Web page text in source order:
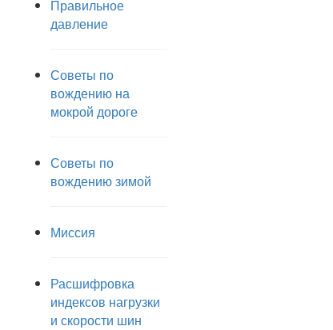
Правильное
давление
Советы по
вождению на
мокрой дороге
Советы по
вождению зимой
Миссия
Расшифровка
индексов нагрузки
и скорости шин